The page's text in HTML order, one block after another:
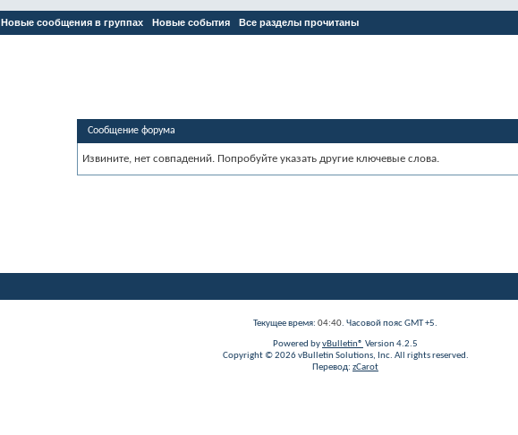
Новые сообщения в группах Новые события Все разделы прочитаны
Сообщение форума
Извините, нет совпадений. Попробуйте указать другие ключевые слова.
Текущее время: 04:40. Часовой пояс GMT +5.
Powered byvBulletin® Version 4.2.5
Copyright © 2026 vBulletin Solutions, Inc. All rights reserved.
Перевод: zCarot